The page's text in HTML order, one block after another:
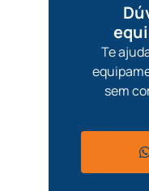
Te
sem